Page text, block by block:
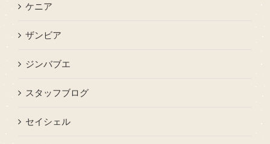
ケニア
ザンビア
ジンバブエ
スタッフブログ
セイシェル